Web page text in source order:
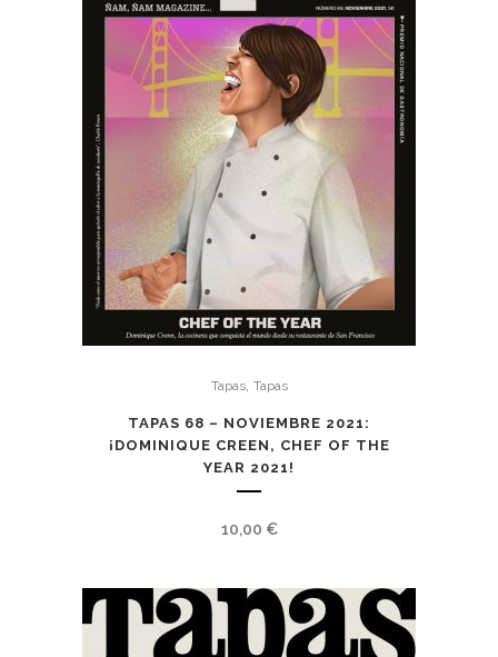
Tapas, Tapas
TAPAS 68 – NOVIEMBRE 2021:
¡DOMINIQUE CREEN, CHEF OF THE
YEAR 2021!
10,00 €